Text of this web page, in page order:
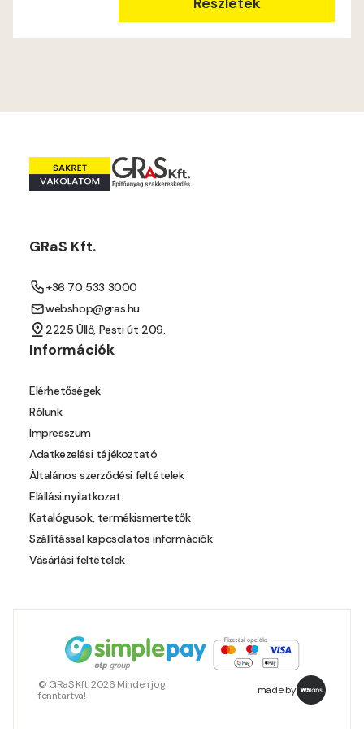
GRaS Kft.
+36 70 533 3000
webshop@gras.hu
2225 Üllő, Pesti út 209.
Információk
Elérhetőségek
Rólunk
Impresszum
Adatkezelési tájékoztató
Általános szerződési feltételek
Elállási nyilatkozat
Katalógusok, termékismertetők
Szállítással kapcsolatos információk
Vásárlási feltételek
© GRaS Kft. 2026 Minden jog
fenntartva!
made by